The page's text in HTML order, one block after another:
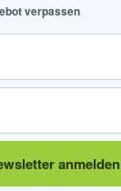
verpassen
anmelden